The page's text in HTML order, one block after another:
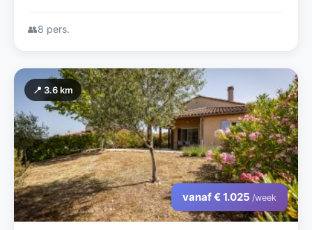
Villapark in Vallon Pont d'Arc
👥8 pers.
📍 3.6 km
vanaf € 1.025 /week